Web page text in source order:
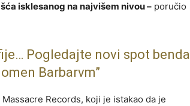
isklesanog na najvišem nivou – poručio
Pogledajte novi spot benda
Barbarvm”
Massacre Records, koji je istakao da je